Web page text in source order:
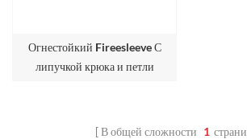
Огнестойкий Fireesleeve С
липучкой крюка и петли
В общей сложности 1